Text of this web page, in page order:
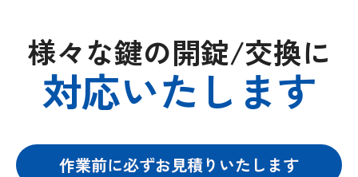
様々な鍵の開錠/交換に
対応いたします
作業前に必ずお見積りいたします